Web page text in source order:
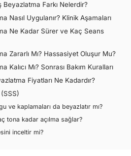
Farkı Nelerdir?
Nasıl Uygulanır? Klinik Aşamaları
Ne Kadar Sürer ve Kaç Seans
Zararlı Mı? Hassasiyet Oluşur Mu?
Kalıcı Mı? Sonrası Bakım Kuralları
Fiyatları Ne Kadardır?
ve kaplamaları da beyazlatır mı?
tona kadar açılma sağlar?
inceltir mi?